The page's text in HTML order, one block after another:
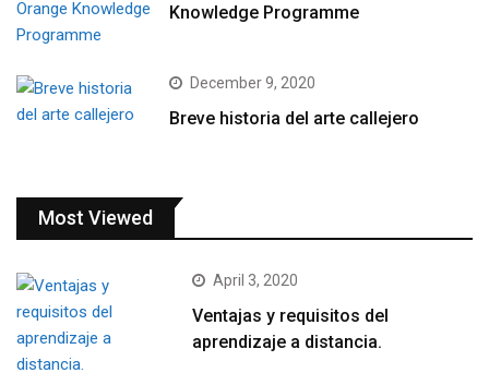
Knowledge Programme
December 9, 2020
Breve historia del arte callejero
Most Viewed
April 3, 2020
Ventajas y requisitos del
aprendizaje a distancia.